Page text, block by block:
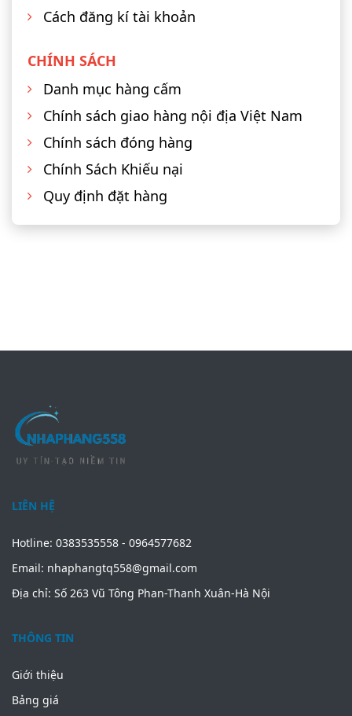
Cách đăng kí tài khoản
CHÍNH SÁCH
Danh mục hàng cấm
Chính sách giao hàng nội địa Việt Nam
Chính sách đóng hàng
Chính Sách Khiếu nại
Quy định đặt hàng
LIÊN HỆ
Hotline: 0383535558 - 0964577682
Email: nhaphangtq558@gmail.com
Địa chỉ: Số 263 Vũ Tông Phan-Thanh Xuân-Hà Nội
THÔNG TIN
Giới thiệu
Bảng giá